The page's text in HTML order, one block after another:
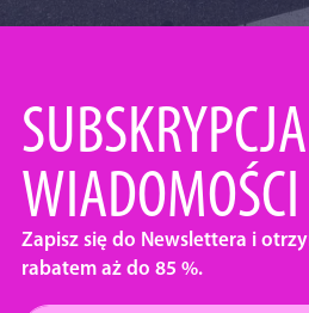
SUBSKRYPCJA
WIADOMOŚCI
Zapisz się do Newslettera i
rabatem aż do 85 %.